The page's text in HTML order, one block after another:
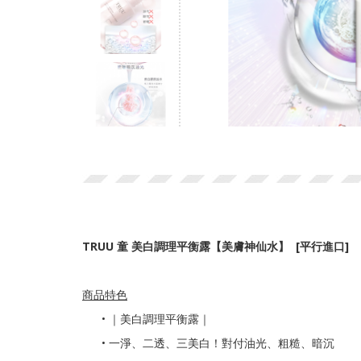
TRUU 童 美白調理平衡露【美膚神仙水】 [平行進口]
商品特色
• ｜美白調理平衡露｜
• 一淨、二透、三美白！對付油光、粗糙、暗沉